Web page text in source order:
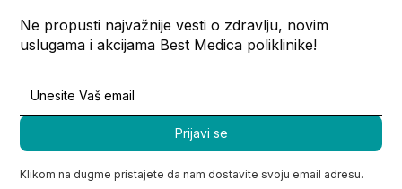
Ne propusti najvažnije vesti o zdravlju, novim
uslugama i akcijama Best Medica poliklinike!
Klikom na dugme pristajete da nam dostavite svoju email adresu.